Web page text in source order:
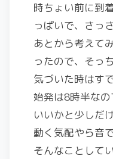
時ちょい前に到
っぱいで、さっ
あとから考えて
ったので、そっ
気づいた時はす
始発は8時半な
いいかと少しだ
動く気配やら音
そんなことして